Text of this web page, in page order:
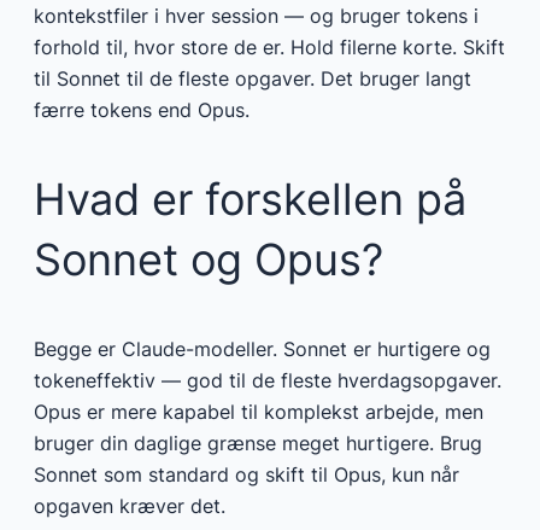
kontekstfiler i hver session — og bruger tokens i
forhold til, hvor store de er. Hold filerne korte. Skift
til Sonnet til de fleste opgaver. Det bruger langt
færre tokens end Opus.
Hvad er forskellen på
Sonnet og Opus?
Begge er Claude-modeller. Sonnet er hurtigere og
tokeneffektiv — god til de fleste hverdagsopgaver.
Opus er mere kapabel til komplekst arbejde, men
bruger din daglige grænse meget hurtigere. Brug
Sonnet som standard og skift til Opus, kun når
opgaven kræver det.